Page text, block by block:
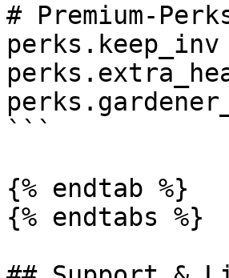
# Premium-
perks.keep_inv
```
{% endtab %}
{% endtabs %}